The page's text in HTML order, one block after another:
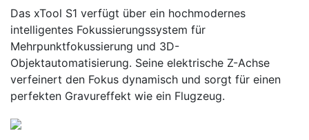
Das xTool S1 verfügt über ein hochmodernes
intelligentes Fokussierungssystem für
Mehrpunktfokussierung und 3D-
Objektautomatisierung. Seine elektrische Z-Achse
verfeinert den Fokus dynamisch und sorgt für einen
perfekten Gravureffekt wie ein Flugzeug.